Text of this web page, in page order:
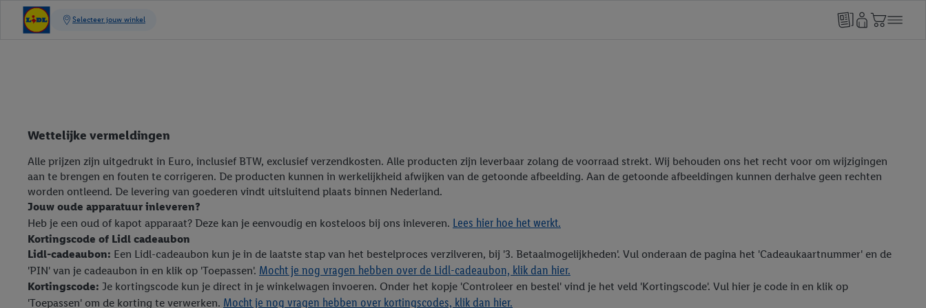
Wettelijke vermeldingen
Alle prijzen zijn uitgedrukt in Euro, inclusief BTW, exclusief verzendkosten. Alle producten zijn leverbaar zolang de voorraad strekt. Wij behouden ons het recht voor om wijzigingen
aan te brengen en fouten te corrigeren. De producten kunnen in werkelijkheid afwijken van de getoonde afbeelding. Aan de getoonde afbeeldingen kunnen derhalve geen rechten
worden ontleend. De levering van goederen vindt uitsluitend plaats binnen Nederland.
Jouw oude apparatuur inleveren?
Heb je een oud of kapot apparaat? Deze kan je eenvoudig en kosteloos bij ons inleveren. Lees hier hoe het werkt.
Kortingscode of Lidl cadeaubon
Lidl-cadeaubon: Een Lidl-cadeaubon kun je in de laatste stap van het bestelproces verzilveren, bij '3. Betaalmogelijkheden'. Vul onderaan de pagina het 'Cadeaukaartnummer' en de
'PIN' van je cadeaubon in en klik op 'Toepassen'. Mocht je nog vragen hebben over de Lidl-cadeaubon, klik dan hier.
Kortingscode: Je kortingscode kun je direct in je winkelwagen invoeren. Onder het kopje 'Controleer en bestel' vind je het veld 'Kortingscode'. Vul hier je code in en klik op
'Toepassen' om de korting te verwerken. Mocht je nog vragen hebben over kortingscodes, klik dan hier.